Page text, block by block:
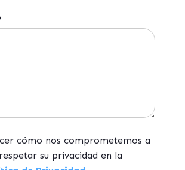
cómo nos comprometemos a
su privacidad en la